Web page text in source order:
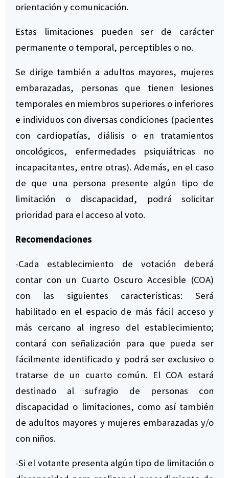
orientación y comunicación.
Estas limitaciones pueden ser de carácter
permanente o temporal, perceptibles o no.
Se dirige también a adultos mayores, mujeres
embarazadas, personas que tienen lesiones
temporales en miembros superiores o inferiores
e individuos con diversas condiciones (pacientes
con cardiopatías, diálisis o en tratamientos
oncológicos, enfermedades psiquiátricas no
incapacitantes, entre otras). Además, en el caso
de que una persona presente algún tipo de
limitación o discapacidad, podrá solicitar
prioridad para el acceso al voto.
Recomendaciones
-Cada establecimiento de votación deberá
contar con un Cuarto Oscuro Accesible (COA)
con las siguientes características: Será
habilitado en el espacio de más fácil acceso y
más cercano al ingreso del establecimiento;
contará con señalización para que pueda ser
fácilmente identificado y podrá ser exclusivo o
tratarse de un cuarto común. El COA estará
destinado al sufragio de personas con
discapacidad o limitaciones, como así también
de adultos mayores y mujeres embarazadas y/o
con niños.
-Si el votante presenta algún tipo de limitación o